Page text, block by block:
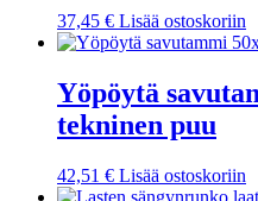
37,45 € Lisää ostoskoriin
Yöpöytä
tekninen puu
42,51 € Lisää ostoskoriin